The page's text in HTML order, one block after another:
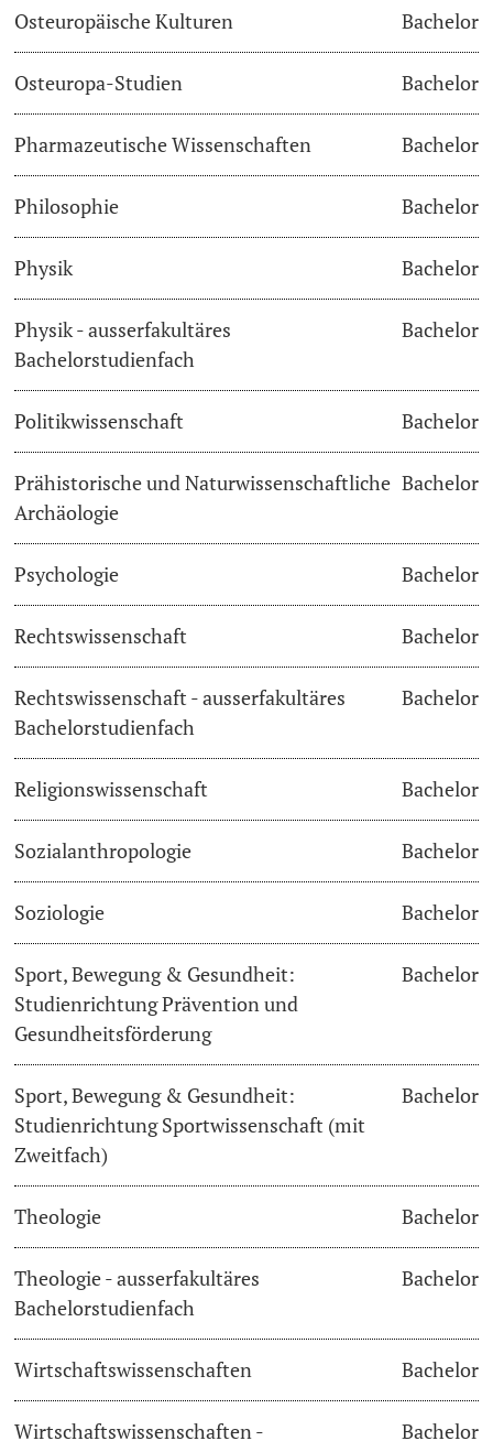
Osteuropäische Kulturen Bachelor
Osteuropa-Studien Bachelor
Pharmazeutische Wissenschaften Bachelor
Philosophie Bachelor
Physik Bachelor
Physik - ausserfakultäres
Bachelorstudienfach
Bachelor
Politikwissenschaft Bachelor
Prähistorische und Naturwissenschaftliche
Archäologie
Bachelor
Psychologie Bachelor
Rechtswissenschaft Bachelor
Rechtswissenschaft - ausserfakultäres
Bachelorstudienfach
Bachelor
Religionswissenschaft Bachelor
Sozialanthropologie Bachelor
Soziologie Bachelor
Sport, Bewegung & Gesundheit:
Studienrichtung Prävention und
Gesundheitsförderung
Bachelor
Sport, Bewegung & Gesundheit:
Studienrichtung Sportwissenschaft (mit
Zweitfach)
Bachelor
Theologie Bachelor
Theologie - ausserfakultäres
Bachelorstudienfach
Bachelor
Wirtschaftswissenschaften Bachelor
Wirtschaftswissenschaften - Bachelor